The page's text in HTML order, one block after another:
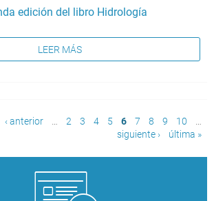
edición del libro Hidrología
LEER MÁS
‹ anterior … 2 3 4 5 6 7 8 9 10
…
siguiente ›
última »